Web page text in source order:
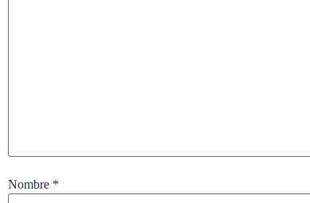
Nombre *